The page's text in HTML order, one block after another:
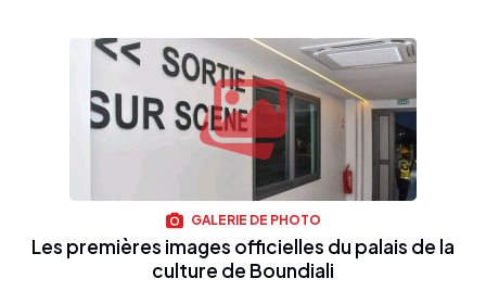
GALERIE DE PHOTO
Les premières images officielles du palais de la
culture de Boundiali